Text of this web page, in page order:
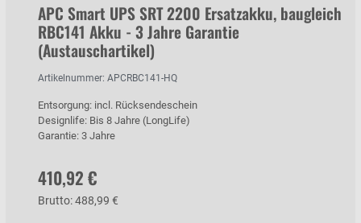
APC Smart UPS SRT 2200 Ersatzakku, baugleich
RBC141 Akku - 3 Jahre Garantie
(Austauschartikel)
Artikelnummer: APCRBC141-HQ
Entsorgung: incl. Rücksendeschein
Designlife: Bis 8 Jahre (LongLife)
Garantie: 3 Jahre
410,92 €
Brutto: 488,99 €